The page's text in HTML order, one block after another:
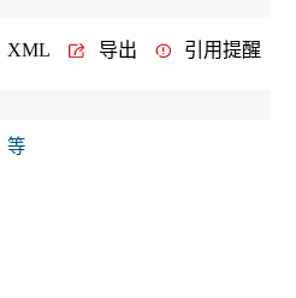
XML 导出 引用提醒
等